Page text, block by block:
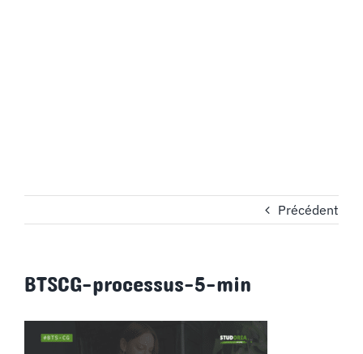
Précédent
BTSCG-processus-5-min